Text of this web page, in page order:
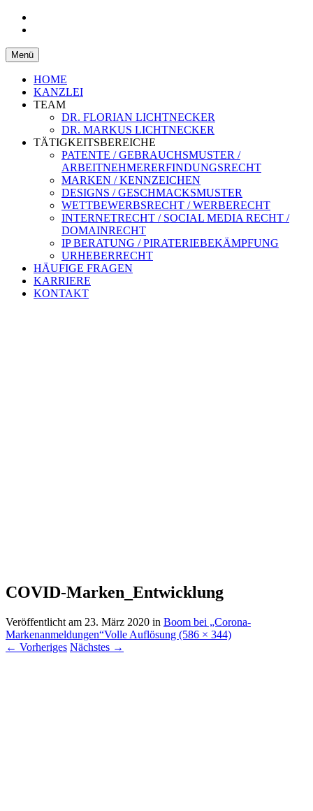
LICHTNECKER &
LICHTNECKER
Patentanwaltskanzlei und
Rechtsanwaltskanzlei Eggenfelden,
Niederbayern
Menü Zum
Inhalt
springen
HOME
KANZLEI
TEAM
DR. FLORIAN LICHTNECKER
DR. MARKUS LICHTNECKER
TÄTIGKEITSBEREICHE
PATENTE / GEBRAUCHSMUSTER /
ARBEITNEHMERERFINDUNGSRECHT
MARKEN / KENNZEICHEN
DESIGNS / GESCHMACKSMUSTER
WETTBEWERBSRECHT / WERBERECHT
INTERNETRECHT / SOCIAL MEDIA RECHT /
DOMAINRECHT
IP BERATUNG / PIRATERIEBEKÄMPFUNG
URHEBERRECHT
HÄUFIGE FRAGEN
KARRIERE
KONTAKT
COVID-Marken_Entwicklung
Veröffentlicht am 23. März 2020 in Boom bei „Corona-
Markenanmeldungen“Volle Auflösung (586 × 344)
← Vorheriges Nächstes →